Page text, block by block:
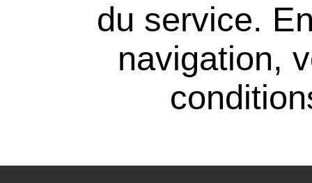
du service.
navigation,